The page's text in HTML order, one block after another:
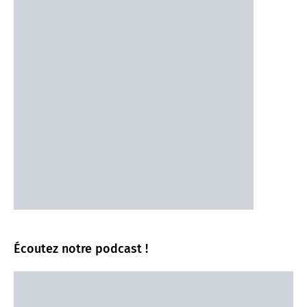
Écoutez notre podcast !